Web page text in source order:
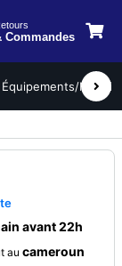
Commandes
Équipements/
avant 22h
au cameroun